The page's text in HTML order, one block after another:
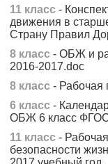
11 класс -
движения в
Страну Правил
8 класс - ОБЖ и
2016-2017.doc
8 класс - Рабочая
6 класс -
ОБЖ 6 класс
11 класс -
безопасности